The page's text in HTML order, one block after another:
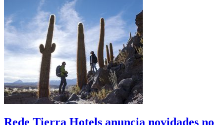
Rede Tierra Hotels anuncia novidades no